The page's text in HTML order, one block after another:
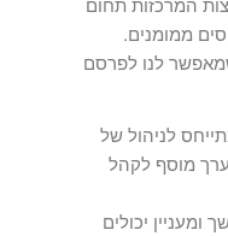
ממומנים.
לנו לפרסם
לניהול של
מוסף לקהל
יכולים